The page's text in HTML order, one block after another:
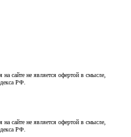
сайте не является офертой в смысле,
РФ.
сайте не является офертой в смысле,
РФ.